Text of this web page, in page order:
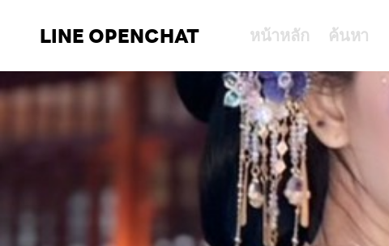
LINE OPENCHAT หน้าหลัก ค้นหา